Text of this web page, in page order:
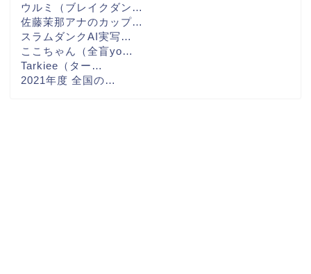
ウルミ（ブレイクダン…
佐藤茉那アナのカップ…
スラムダンクAI実写…
ここちゃん（全盲yo…
Tarkiee（ター…
2021年度 全国の…